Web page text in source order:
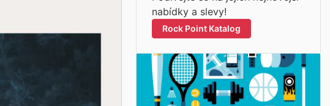
nabídky a slevy!
Rock Point Katalog